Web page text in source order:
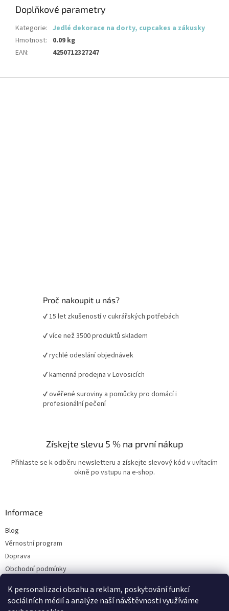
K personalizaci obsahu a reklam, poskytování funkcí
sociálních médií a analýze naší návštěvnosti využíváme
Doplňkové parametry
Kategorie: Jedlé dekorace na dorty, cupcakes a zákusky
Hmotnost:
0.09 kg
EAN: 4250712327247
Proč nakoupit u nás?
✔ 15 let zkušeností v cukrářských potřebách
✔ více než 3500 produktů skladem
✔ rychlé odeslání objednávek
✔ kamenná prodejna v Lovosicích
✔ ověřené suroviny a pomůcky pro domácí i
profesionální pečení
Získejte slevu 5 % na první nákup
Přihlaste se k odběru newsletteru a získejte slevový kód v uvítacím
okně po vstupu na e-shop.
Informace
Blog
Věrnostní program
Doprava
Obchodní podmínky
Kontakty